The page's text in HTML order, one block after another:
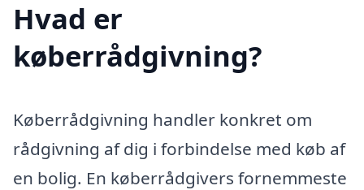
Hvad er
køberrådgivning?
Køberrådgivning handler konkret om
rådgivning af dig i forbindelse med køb af
en bolig. En køberrådgivers fornemmeste